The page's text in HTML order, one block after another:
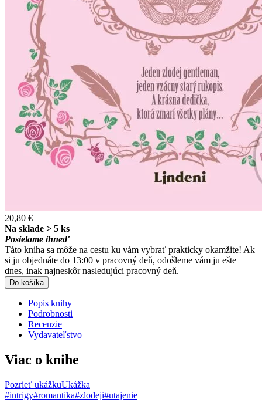
20,80 €
Na sklade > 5 ks
Posielame ihneď
Táto kniha sa môže na cestu ku vám vybrať prakticky okamžite! Ak
si ju objednáte do 13:00 v pracovný deň, odošleme vám ju ešte
dnes, inak najneskôr nasledujúci pracovný deň.
Do košíka
Popis knihy
Podrobnosti
Recenzie
Vydavateľstvo
Viac o knihe
Pozrieť ukážkuUkážka
#intrigy#romantika#zlodeji#utajenie